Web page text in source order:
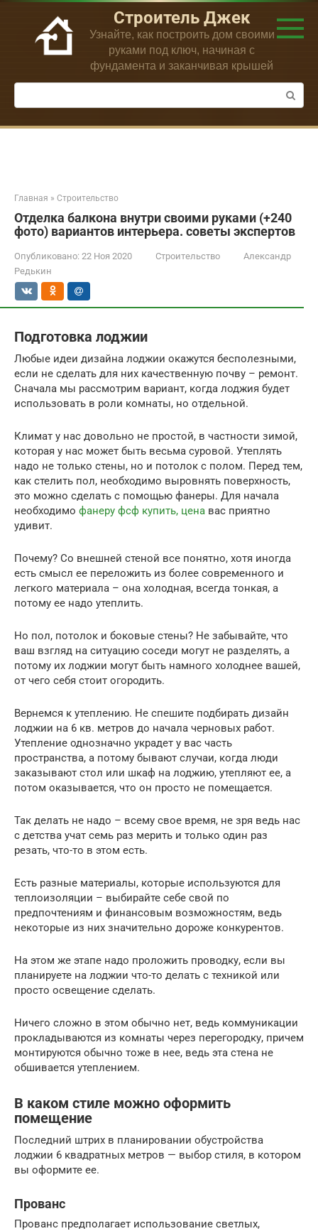
Перейти
контенту
Строитель Джек
Узнайте, как построить дом своими
руками под ключ, начиная с
фундамента и заканчивая крышей
Поиск:
Главная » Строительство
Отделка балкона внутри своими руками (+240
фото) вариантов интерьера. советы экспертов
Опубликовано: 22 Ноя 2020 Строительство
Александр
Редькин
Подготовка лоджии
Любые идеи дизайна лоджии окажутся бесполезными,
если не сделать для них качественную почву – ремонт.
Сначала мы рассмотрим вариант, когда лоджия будет
использовать в роли комнаты, но отдельной.
Климат у нас довольно не простой, в частности зимой,
которая у нас может быть весьма суровой. Утеплять
надо не только стены, но и потолок с полом. Перед тем,
как стелить пол, необходимо выровнять поверхность,
это можно сделать с помощью фанеры. Для начала
необходимо фанеру фсф купить, цена вас приятно
удивит.
Почему? Со внешней стеной все понятно, хотя иногда
есть смысл ее переложить из более современного и
легкого материала – она холодная, всегда тонкая, а
потому ее надо утеплить.
Но пол, потолок и боковые стены? Не забывайте, что
ваш взгляд на ситуацию соседи могут не разделять, а
потому их лоджии могут быть намного холоднее вашей,
от чего себя стоит огородить.
Вернемся к утеплению. Не спешите подбирать дизайн
лоджии на 6 кв. метров до начала черновых работ.
Утепление однозначно украдет у вас часть
пространства, а потому бывают случаи, когда люди
заказывают стол или шкаф на лоджию, утепляют ее, а
потом оказывается, что он просто не помещается.
Так делать не надо – всему свое время, не зря ведь нас
с детства учат семь раз мерить и только один раз
резать, что-то в этом есть.
Есть разные материалы, которые используются для
теплоизоляции – выбирайте себе свой по
предпочтениям и финансовым возможностям, ведь
некоторые из них значительно дороже конкурентов.
На этом же этапе надо проложить проводку, если вы
планируете на лоджии что-то делать с техникой или
просто освещение сделать.
Ничего сложно в этом обычно нет, ведь коммуникации
прокладываются из комнаты через перегородку, причем
монтируются обычно тоже в нее, ведь эта стена не
обшивается утеплением.
В каком стиле можно оформить
помещение
Последний штрих в планировании обустройства
лоджии 6 квадратных метров — выбор стиля, в котором
вы оформите ее.
Прованс
Прованс предполагает использование светлых,